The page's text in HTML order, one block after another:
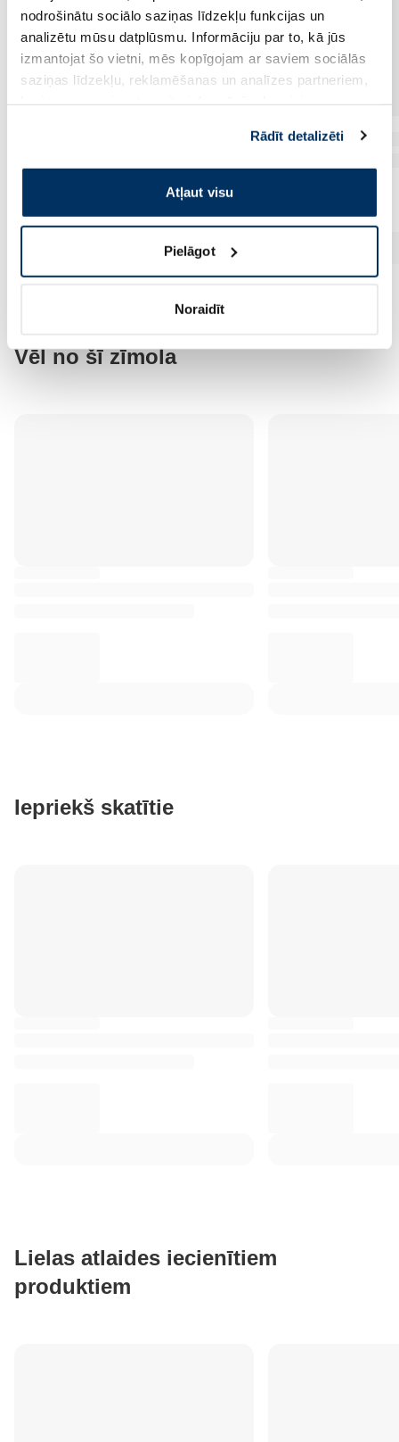
nodrošinātu sociālo saziņas līdzekļu funkcijas un
analizētu mūsu datplūsmu. Informāciju par to, kā jūs
izmantojat šo vietni, mēs kopīgojam ar saviem sociālās
saziņas līdzekļu, reklamēšanas un analīzes partneriem,
pakalpojumus. Ja piekrītat šo papildu sīkdatņu
izmantošanai, lūdzu, atzīmējiet savu izvēli:
Rādīt detalizēti
Atļaut visu
Pielāgot
Noraidīt
Vēl no šī zīmola
Iepriekš skatītie
Lielas atlaides iecienītiem
produktiem